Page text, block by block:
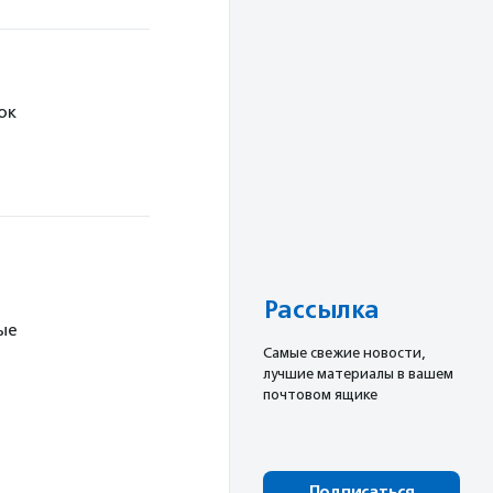
Рассылка
Cамые свежие новости,
лучшие материалы в вашем
почтовом ящике